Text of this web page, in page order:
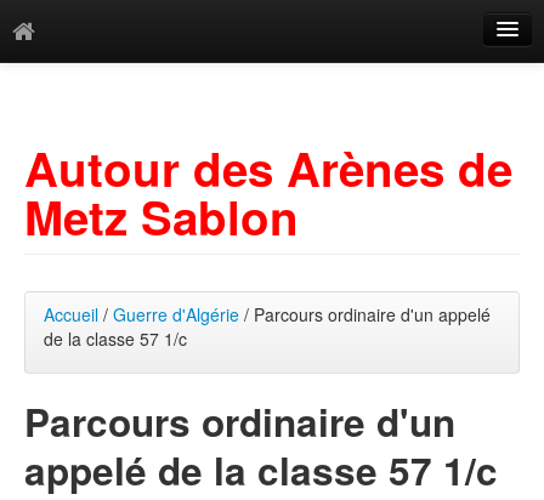
Mots-clés
Autour des Arènes de
Metz Sablon
Accueil / Guerre d'Algérie / Parcours ordinaire d'un appelé
de la classe 57 1/c
Parcours ordinaire d'un
appelé de la classe 57 1/c